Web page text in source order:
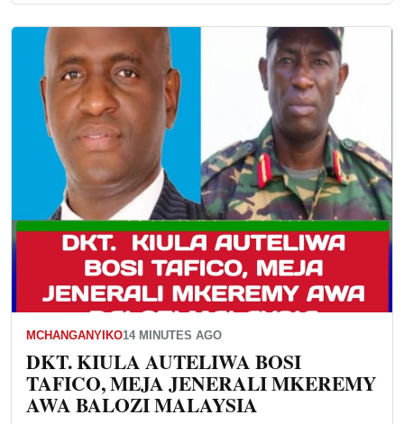
MCHANGANYIKO14 MINUTES AGO
DKT. KIULA AUTELIWA BOSI
TAFICO, MEJA JENERALI MKEREMY
AWA BALOZI MALAYSIA